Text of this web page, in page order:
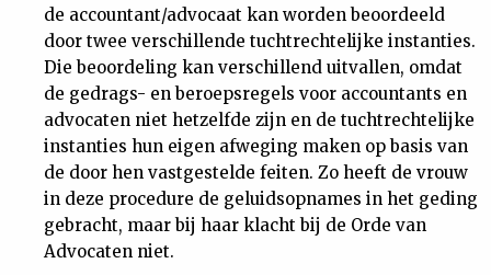
de accountant/advocaat kan worden beoordeeld
door twee verschillende tuchtrechtelijke instanties.
Die beoordeling kan verschillend uitvallen, omdat
de gedrags- en beroepsregels voor accountants en
advocaten niet hetzelfde zijn en de tuchtrechtelijke
instanties hun eigen afweging maken op basis van
de door hen vastgestelde feiten. Zo heeft de vrouw
in deze procedure de geluidsopnames in het geding
gebracht, maar bij haar klacht bij de Orde van
Advocaten niet.